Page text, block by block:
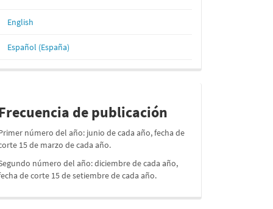
English
Español (España)
de publicación
número del año: junio de cada año, fecha de
15 de marzo de cada año.
número del año: diciembre de cada año,
de corte 15 de setiembre de cada año.